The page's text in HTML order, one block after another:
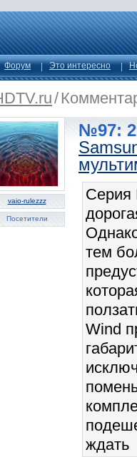
Форум Это интересно
/
vaio-rulezzz
Посетители
№97:
Серия
тем
Wind
ждать